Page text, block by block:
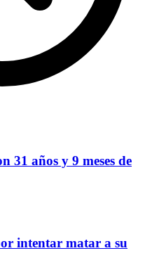
31 años y 9 meses de
intentar matar a su